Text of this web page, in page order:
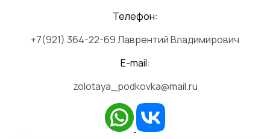
Телефон:
+7(921) 364-22-69 Лаврентий Владимирович
E-mail:
zolotaya_podkovka@mail.ru